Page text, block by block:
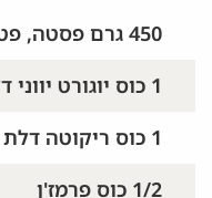
450 גרם פסטה, פטוצ'יני או ספגטי
1 כוס יוגורט יווני דל שומן
1 כוס ריקוטה דלת שומן
1/2 כוס פרמז'ן